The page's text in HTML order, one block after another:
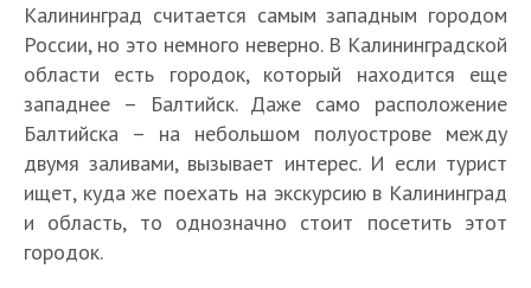
Калининград считается самым западным городом
России, но это немного неверно. В Калининградской
области есть городок, который находится еще
западнее – Балтийск. Даже само расположение
Балтийска – на небольшом полуострове между
двумя заливами, вызывает интерес. И если турист
ищет, куда же поехать на экскурсию в Калининград
и область, то однозначно стоит посетить этот
городок.